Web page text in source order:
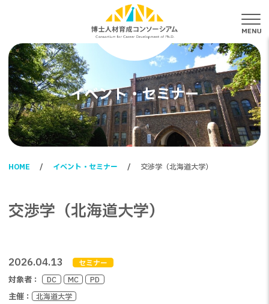
メ
イベント・セミナー
HOME イベント・セミナー 交渉学（北海道大学）
交渉学（北海道大学）
2026.04.13 セミナー
対象者： DC MC PD
主催： 北海道大学